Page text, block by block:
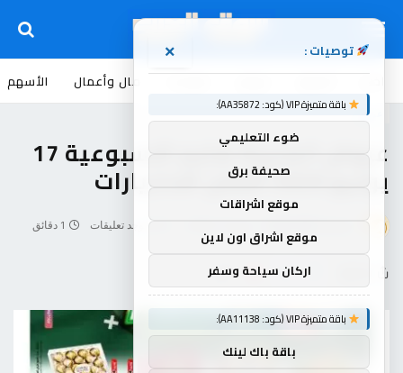
اخبار أسواق عروض منوعات مال وأعمال الأسهم
عروض
عروض المدينة هايبر الاسبوعية 17
يونيو 2026 أفضل الاختيارات
لا توجد تعليقات 1 دقائق
توصيات : ×
باقة متميزة VIP (كود: AA35872):
ضوء التعليمي
صحيفة برق
موقع اشراقات
موقع اشراق اون لاين
اركان سياحة وسفر
باقة متميزة VIP (كود: AA11138):
باقة باك لينك